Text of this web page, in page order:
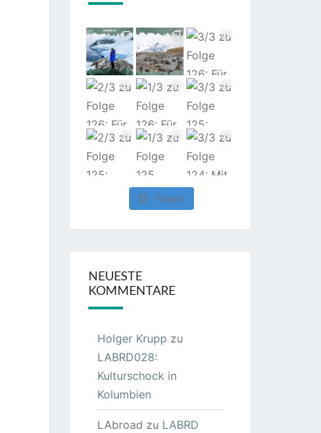
Folgen
NEUESTE
KOMMENTARE
Holger Krupp zu
LABRD028:
Kulturschock in
Kolumbien
LAbroad zu LABRD